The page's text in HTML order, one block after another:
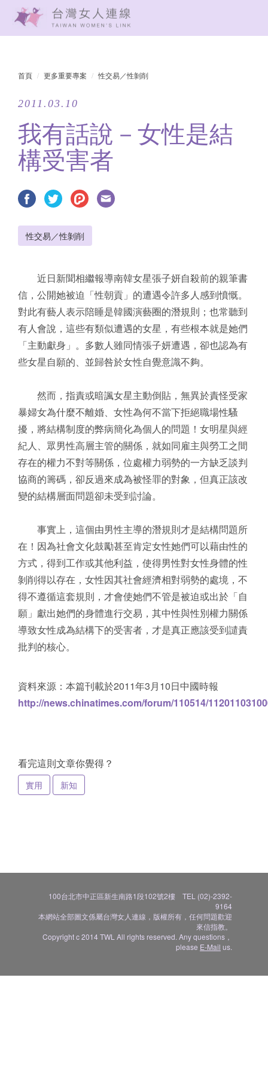
首頁 更多重要專案 性交易／性剝削
2011.03.10
我有話說－女性是結
構受害者
性交易／性剝削
近日新聞相繼報導南韓女星張子妍自殺前的親筆書
信，公開她被迫「性朝貢」的遭遇令許多人感到憤慨。
對此有藝人表示陪睡是韓國演藝圈的潛規則；也常聽到
有人會說，這些有類似遭遇的女星，有些根本就是她們
「主動獻身」。多數人雖同情張子妍遭遇，卻也認為有
些女星自願的、並歸咎於女性自覺意識不夠。
然而，指責或暗諷女星主動倒貼，無異於責怪受家
暴婦女為什麼不離婚、女性為何不當下拒絕職場性騷
擾，將結構制度的弊病簡化為個人的問題！女明星與經
紀人、眾男性高層主管的關係，就如同雇主與勞工之間
存在的權力不對等關係，位處權力弱勢的一方缺乏談判
協商的籌碼，卻反過來成為被怪罪的對象，但真正該改
變的結構層面問題卻未受到討論。
事實上，這個由男性主導的潛規則才是結構問題所
在！因為社會文化鼓勵甚至肯定女性她們可以藉由性的
方式，得到工作或其他利益，使得男性對女性身體的性
剝削得以存在，女性因其社會經濟相對弱勢的處境，不
得不遵循這套規則，才會使她們不管是被迫或出於「自
願」獻出她們的身體進行交易，其中性與性別權力關係
導致女性成為結構下的受害者，才是真正應該受到譴責
批判的核心。
資料來源：本篇刊載於2011年3月10日中國時報
http://news.chinatimes.com/forum/110514/
看完這則文章你覺得？
實用 新知
100台北市中正區新生南路1段102號2樓 TEL (02)-2392-
9164
本網站全部圖文係屬台灣女人連線，版權所有，任何問題歡迎
來信指教。
Copyright c 2014 TWL All rights reserved. Any questions，
please E-Mail us.